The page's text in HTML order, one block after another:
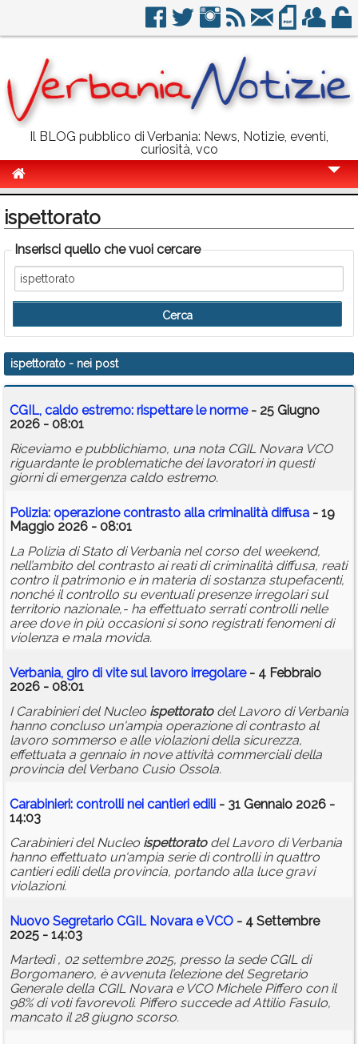
Il BLOG pubblico di Verbania: News, Notizie, eventi,
curiosità, vco
Politica
Sport
Eventi
Info Utili
Rubriche
Calendario
Annunci
ispettorato
Inserisci quello che vuoi cercare
ispettorato - nei post
CGIL, caldo estremo: rispettare le norme- 25 Giugno
2026 - 08:01
Riceviamo e pubblichiamo, una nota CGIL Novara VCO
riguardante le problematiche dei lavoratori in questi
giorni di emergenza caldo estremo.
Polizia: operazione contrasto alla criminalità diffusa - 19
Maggio 2026 - 08:01
La Polizia di Stato di Verbania nel corso del weekend,
nell’ambito del contrasto ai reati di criminalità diffusa, reati
contro il patrimonio e in materia di sostanza stupefacenti,
nonché il controllo su eventuali presenze irregolari sul
territorio nazionale,- ha effettuato serrati controlli nelle
aree dove in più occasioni si sono registrati fenomeni di
violenza e mala movida.
Verbania, giro di vite sul lavoro irregolare- 4 Febbraio
2026 - 08:01
I Carabinieri del Nucleo ispettoratodel Lavoro di Verbania
hanno concluso un'ampia operazione di contrasto al
lavoro sommerso e alle violazioni della sicurezza,
effettuata a gennaio in nove attività commerciali della
provincia del Verbano Cusio Ossola.
Carabinieri: controlli nei cantieri edili - 31 Gennaio 2026 -
14:03
Carabinieri del Nucleo ispettoratodel Lavoro di Verbania
hanno effettuato un'ampia serie di controlli in quattro
cantieri edili della provincia, portando alla luce gravi
violazioni.
Nuovo Segretario CGIL Novara e VCO - 4 Settembre
2025 - 14:03
Martedì , 02 settembre 2025, presso la sede CGIL di
Borgomanero, è avvenuta l’elezione del Segretario
Generale della CGIL Novara e VCO Michele Piffero con il
98% di voti favorevoli. Piffero succede ad Attilio Fasulo,
mancato il 28 giugno scorso.